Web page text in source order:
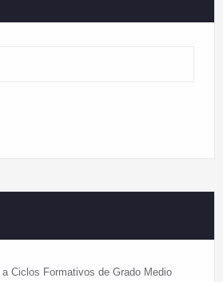
Ciclos Formativos de Grado Medio